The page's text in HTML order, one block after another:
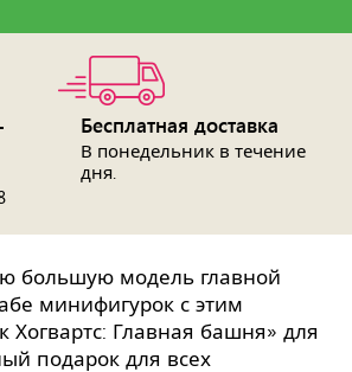
Бесплатная доставка
В понедельник в течение
дня.
большую модель главной
минифигурок с этим
Хогвартс: Главная башня» для
подарок для всех